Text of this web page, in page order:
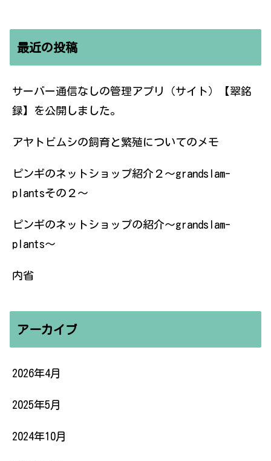
最近の投稿
サーバー通信なしの管理アプリ（サイト）【翠銘
録】を公開しました。
アヤトビムシの飼育と繁殖についてのメモ
ピンギのネットショップ紹介２〜grandslam-
plantsその２〜
ピンギのネットショップの紹介〜grandslam-
plants〜
内省
アーカイブ
2026年4月
2025年5月
2024年10月